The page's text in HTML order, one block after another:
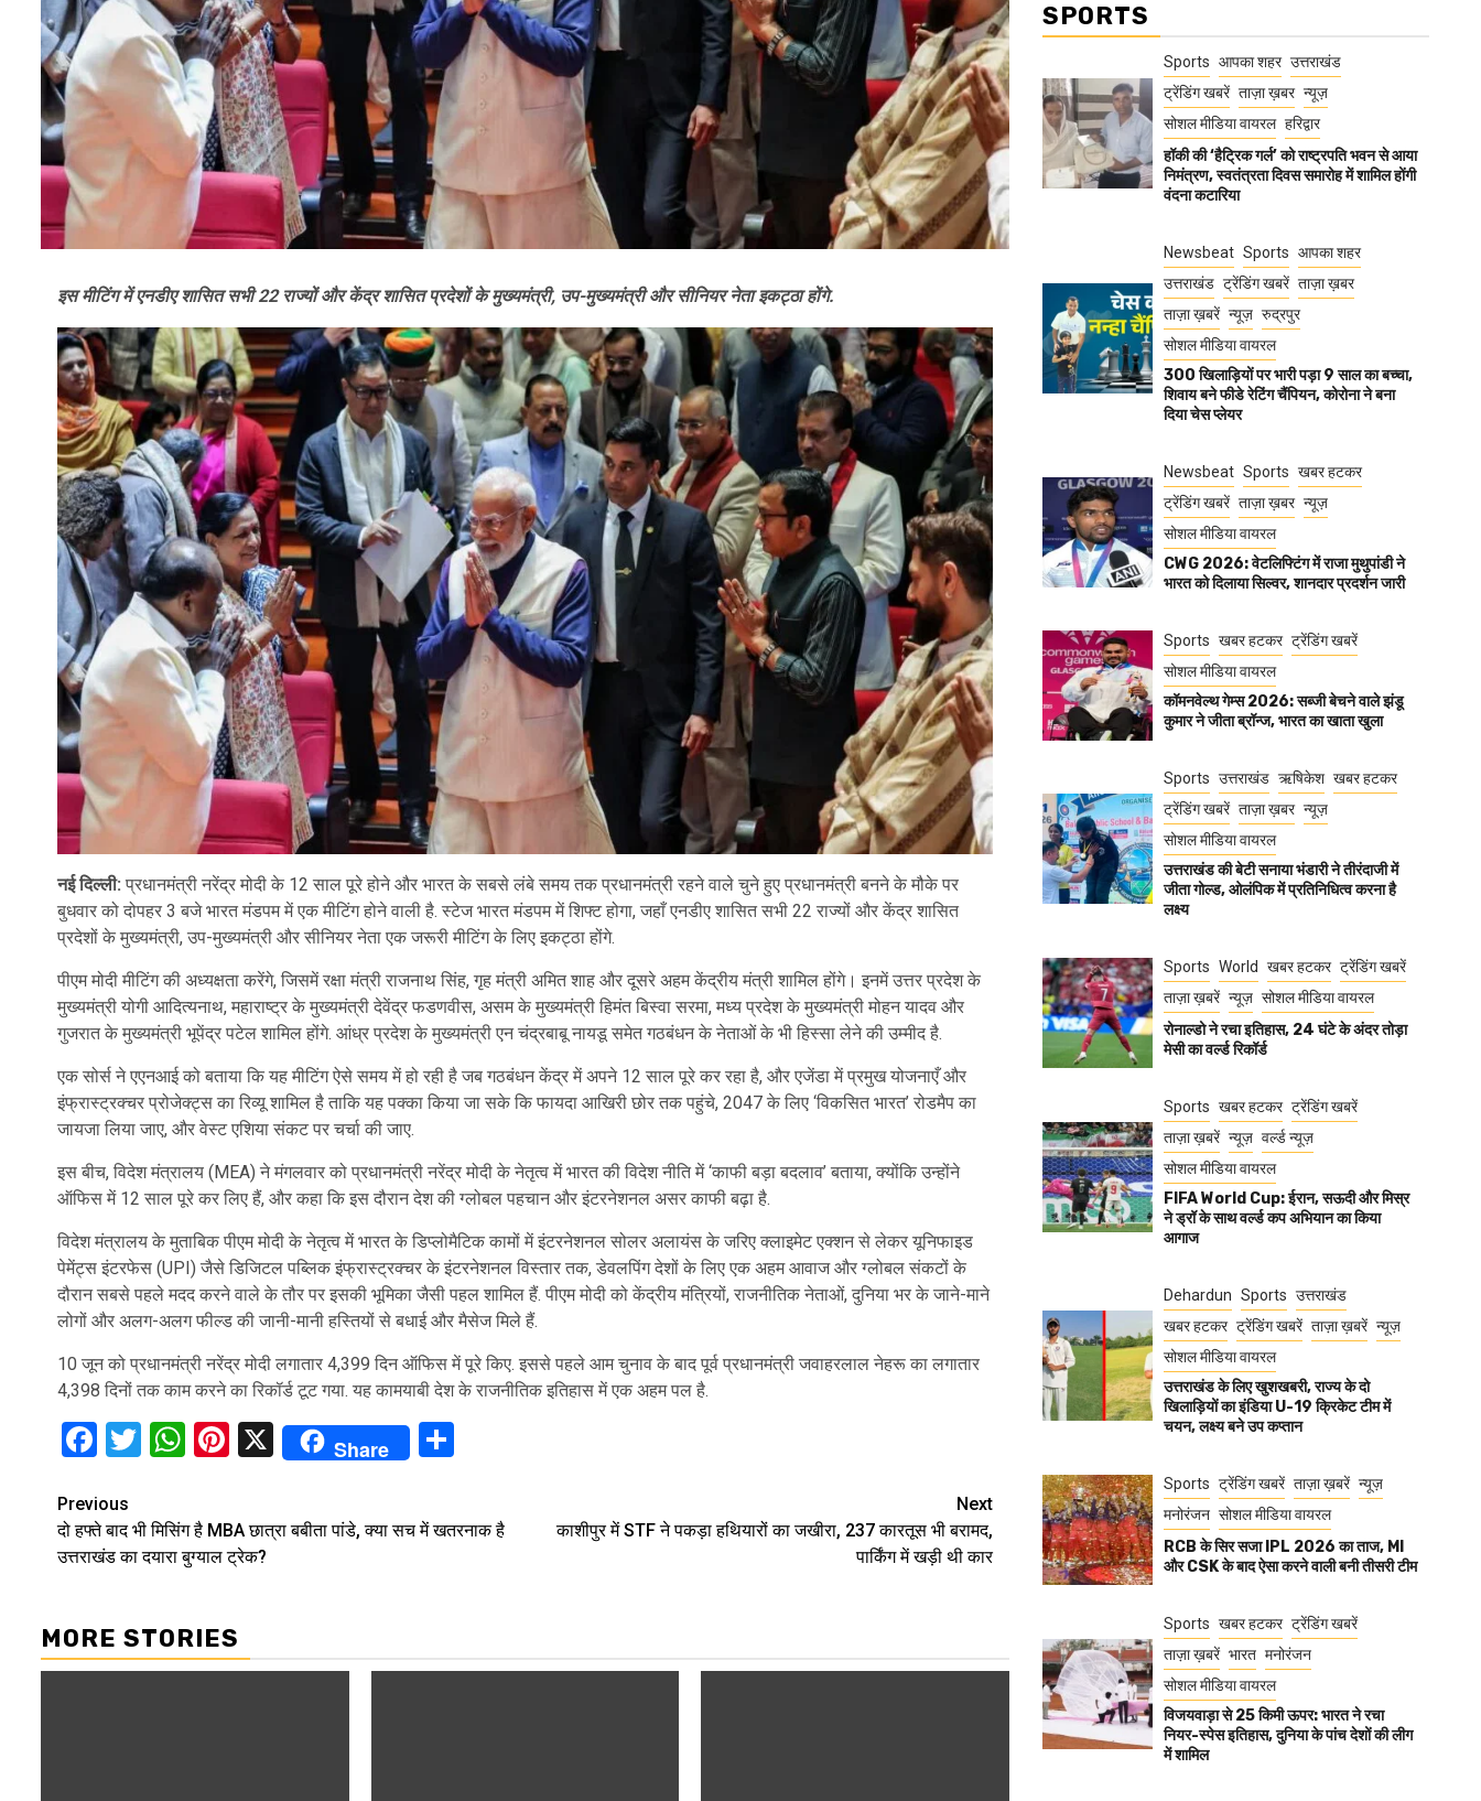
इस मीटिंग में एनडीए शासित सभी 22 राज्यों और केंद्र शासित प्रदेशों के मुख्यमंत्री, उप-मुख्यमंत्री और सीनियर नेता इकट्ठा होंगे.
नई दिल्ली: प्रधानमंत्री नरेंद्र मोदी के 12 साल पूरे होने और भारत के सबसे लंबे समय तक प्रधानमंत्री रहने वाले चुने हुए प्रधानमंत्री बनने के मौके पर
बुधवार को दोपहर 3 बजे भारत मंडपम में एक मीटिंग होने वाली है. स्टेज भारत मंडपम में शिफ्ट होगा, जहाँ एनडीए शासित सभी 22 राज्यों और केंद्र शासित
प्रदेशों के मुख्यमंत्री, उप-मुख्यमंत्री और सीनियर नेता एक जरूरी मीटिंग के लिए इकट्ठा होंगे.
पीएम मोदी मीटिंग की अध्यक्षता करेंगे, जिसमें रक्षा मंत्री राजनाथ सिंह, गृह मंत्री अमित शाह और दूसरे अहम केंद्रीय मंत्री शामिल होंगे। इनमें उत्तर प्रदेश के
मुख्यमंत्री योगी आदित्यनाथ, महाराष्ट्र के मुख्यमंत्री देवेंद्र फडणवीस, असम के मुख्यमंत्री हिमंत बिस्वा सरमा, मध्य प्रदेश के मुख्यमंत्री मोहन यादव और
गुजरात के मुख्यमंत्री भूपेंद्र पटेल शामिल होंगे. आंध्र प्रदेश के मुख्यमंत्री एन चंद्रबाबू नायडू समेत गठबंधन के नेताओं के भी हिस्सा लेने की उम्मीद है.
एक सोर्स ने एएनआई को बताया कि यह मीटिंग ऐसे समय में हो रही है जब गठबंधन केंद्र में अपने 12 साल पूरे कर रहा है, और एजेंडा में प्रमुख योजनाएँ और
इंफ्रास्ट्रक्चर प्रोजेक्ट्स का रिव्यू शामिल है ताकि यह पक्का किया जा सके कि फायदा आखिरी छोर तक पहुंचे, 2047 के लिए ‘विकसित भारत’ रोडमैप का
जायजा लिया जाए, और वेस्ट एशिया संकट पर चर्चा की जाए.
इस बीच, विदेश मंत्रालय (MEA) ने मंगलवार को प्रधानमंत्री नरेंद्र मोदी के नेतृत्व में भारत की विदेश नीति में ‘काफी बड़ा बदलाव’ बताया, क्योंकि उन्होंने
ऑफिस में 12 साल पूरे कर लिए हैं, और कहा कि इस दौरान देश की ग्लोबल पहचान और इंटरनेशनल असर काफी बढ़ा है.
विदेश मंत्रालय के मुताबिक पीएम मोदी के नेतृत्व में भारत के डिप्लोमैटिक कामों में इंटरनेशनल सोलर अलायंस के जरिए क्लाइमेट एक्शन से लेकर यूनिफाइड
पेमेंट्स इंटरफेस (UPI) जैसे डिजिटल पब्लिक इंफ्रास्ट्रक्चर के इंटरनेशनल विस्तार तक, डेवलपिंग देशों के लिए एक अहम आवाज और ग्लोबल संकटों के
दौरान सबसे पहले मदद करने वाले के तौर पर इसकी भूमिका जैसी पहल शामिल हैं. पीएम मोदी को केंद्रीय मंत्रियों, राजनीतिक नेताओं, दुनिया भर के जाने-माने
लोगों और अलग-अलग फील्ड की जानी-मानी हस्तियों से बधाई और मैसेज मिले हैं.
10 जून को प्रधानमंत्री नरेंद्र मोदी लगातार 4,399 दिन ऑफिस में पूरे किए. इससे पहले आम चुनाव के बाद पूर्व प्रधानमंत्री जवाहरलाल नेहरू का लगातार
4,398 दिनों तक काम करने का रिकॉर्ड टूट गया. यह कामयाबी देश के राजनीतिक इतिहास में एक अहम पल है.
Facebook
Twitter
WhatsApp
Pinterest
X Share
Continue
Reading
Previous
दो हफ्ते बाद भी मिसिंग है MBA छात्रा बबीता पांडे, क्या सच में खतरनाक है
उत्तराखंड का दयारा बुग्याल ट्रेक?
Next
काशीपुर में STF ने पकड़ा हथियारों का जखीरा, 237 कारतूस भी बरामद,
पार्किंग में खड़ी थी कार
MORE STORIES
SPORTS
Sports आपका शहर उत्तराखंड
ट्रेंडिंग खबरें ताज़ा ख़बर न्यूज़
सोशल मीडिया वायरल हरिद्वार
हॉकी की ‘हैट्रिक गर्ल’ को राष्ट्रपति भवन से आया
निमंत्रण, स्वतंत्रता दिवस समारोह में शामिल होंगी
वंदना कटारिया
Newsbeat Sports आपका शहर
उत्तराखंड ट्रेंडिंग खबरें ताज़ा ख़बर
ताज़ा ख़बरें न्यूज़ रुद्रपुर
सोशल मीडिया वायरल
300 खिलाड़ियों पर भारी पड़ा 9 साल का बच्चा,
शिवाय बने फीडे रेटिंग चैंपियन, कोरोना ने बना
दिया चेस प्लेयर
Newsbeat Sports खबर हटकर
ट्रेंडिंग खबरें ताज़ा ख़बर न्यूज़
सोशल मीडिया वायरल
CWG 2026: वेटलिफ्टिंग में राजा मुथुपांडी ने
भारत को दिलाया सिल्वर, शानदार प्रदर्शन जारी
Sports खबर हटकर ट्रेंडिंग खबरें
सोशल मीडिया वायरल
कॉमनवेल्थ गेम्स 2026: सब्जी बेचने वाले झंडू
कुमार ने जीता ब्रॉन्ज, भारत का खाता खुला
Sports उत्तराखंड ऋषिकेश खबर हटकर
ट्रेंडिंग खबरें ताज़ा ख़बर न्यूज़
सोशल मीडिया वायरल
उत्तराखंड की बेटी सनाया भंडारी ने तीरंदाजी में
जीता गोल्ड, ओलंपिक में प्रतिनिधित्व करना है
लक्ष्य
Sports World खबर हटकर ट्रेंडिंग खबरें
ताज़ा ख़बरें न्यूज़ सोशल मीडिया वायरल
रोनाल्डो ने रचा इतिहास, 24 घंटे के अंदर तोड़ा
मेसी का वर्ल्ड रिकॉर्ड
Sports खबर हटकर ट्रेंडिंग खबरें
ताज़ा ख़बरें न्यूज़ वर्ल्ड न्यूज़
सोशल मीडिया वायरल
FIFA World Cup: ईरान, सऊदी और मिस्र
ने ड्रॉ के साथ वर्ल्ड कप अभियान का किया
आगाज
Dehardun Sports उत्तराखंड
खबर हटकर ट्रेंडिंग खबरें ताज़ा ख़बरें न्यूज़
सोशल मीडिया वायरल
उत्तराखंड के लिए खुशखबरी, राज्य के दो
खिलाड़ियों का इंडिया U-19 क्रिकेट टीम में
चयन, लक्ष्य बने उप कप्तान
Sports ट्रेंडिंग खबरें ताज़ा ख़बरें न्यूज़
मनोरंजन सोशल मीडिया वायरल
RCB के सिर सजा IPL 2026 का ताज, MI
और CSK के बाद ऐसा करने वाली बनी तीसरी टीम
Sports खबर हटकर ट्रेंडिंग खबरें
ताज़ा ख़बरें भारत मनोरंजन
सोशल मीडिया वायरल
विजयवाड़ा से 25 किमी ऊपर: भारत ने रचा
नियर-स्पेस इतिहास, दुनिया के पांच देशों की लीग
में शामिल